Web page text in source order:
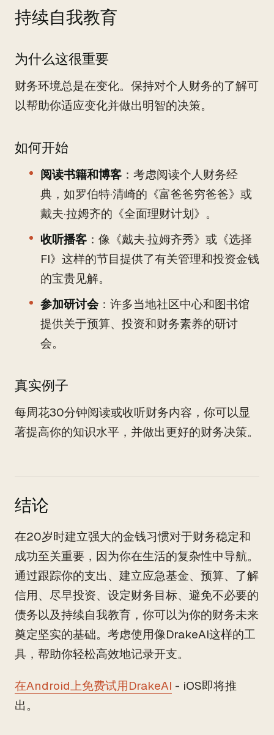
持续自我教育
为什么这很重要
财务环境总是在变化。保持对个人财务的了解可
以帮助你适应变化并做出明智的决策。
如何开始
阅读书籍和博客 ：考虑阅读个人财务经
典，如罗伯特·清崎的《富爸爸穷爸爸》或
戴夫·拉姆齐的《全面理财计划》。
收听播客 ：像《戴夫·拉姆齐秀》或《选择
FI》这样的节目提供了有关管理和投资金钱
的宝贵见解。
参加研讨会：许多当地社区中心和图书馆
提供关于预算、投资和财务素养的研讨
会。
真实例子
每周花30分钟阅读或收听财务内容，你可以显
著提高你的知识水平，并做出更好的财务决策。
结论
在20岁时建立强大的金钱习惯对于财务稳定和
成功至关重要，因为你在生活的复杂性中导航。
通过跟踪你的支出、建立应急基金、预算、了解
信用、尽早投资、设定财务目标、避免不必要的
债务以及持续自我教育，你可以为你的财务未来
奠定坚实的基础。考虑使用像DrakeAI这样的工
具，帮助你轻松高效地记录开支。
在Android上免费试用DrakeAI - iOS即将推
出。